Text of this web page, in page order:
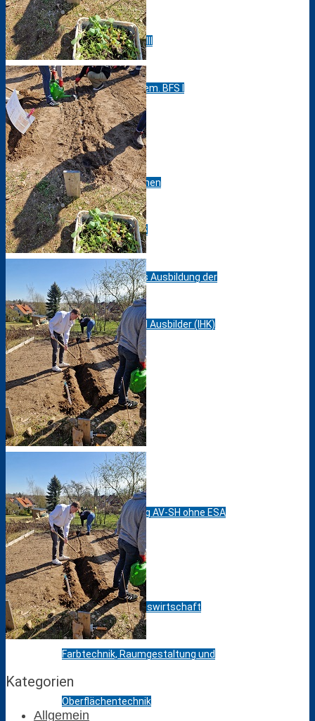
Berufsfachschule III
AV-SH mit ESA, ehem. BFS I
Bik-DaZ
Zusatzqualifikationen
Schweißkurse DVS
Zertifizierungskurs Ausbildung der
Ausbilderinnen und Ausbilder (IHK)
Berufsfelder
Agrarwirtschaft
Bautechnik
Berufsvorbereitung AV-SH ohne ESA
Elektrotechnik
Ernährung und Hauswirtschaft
Farbtechnik, Raumgestaltung und
Oberflächentechnik
Kategorien
Allgemein